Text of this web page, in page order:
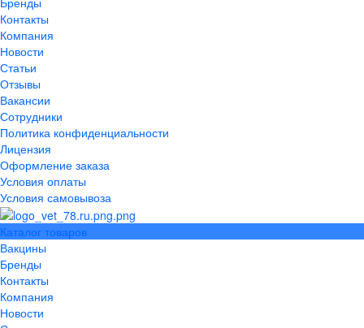
Контакты
Компания
Новости
Статьи
Отзывы
Вакансии
Сотрудники
Политика конфиденциальности
Лицензия
Оформление заказа
Условия оплаты
Условия самовывоза
Каталог товаров
Вакцины
Бренды
Контакты
Компания
Новости